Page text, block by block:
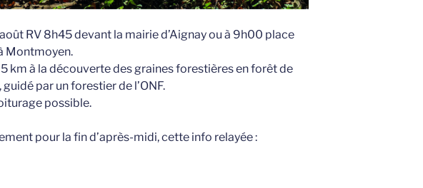
RV 8h45 devant la mairie d’Aignay ou à 9h00 place
Montmoyen.
km à la découverte des graines forestières en forêt de
par un forestier de l’ONF.
possible.
pour la fin d’après-midi, cette info relayée :